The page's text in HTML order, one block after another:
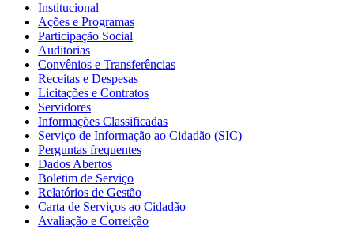
Institucional
Ações e Programas
Participação Social
Auditorias
Convênios e Transferências
Receitas e Despesas
Licitações e Contratos
Servidores
Informações Classificadas
Serviço de Informação ao Cidadão (SIC)
Perguntas frequentes
Dados Abertos
Boletim de Serviço
Relatórios de Gestão
Carta de Serviços ao Cidadão
Avaliação e Correição